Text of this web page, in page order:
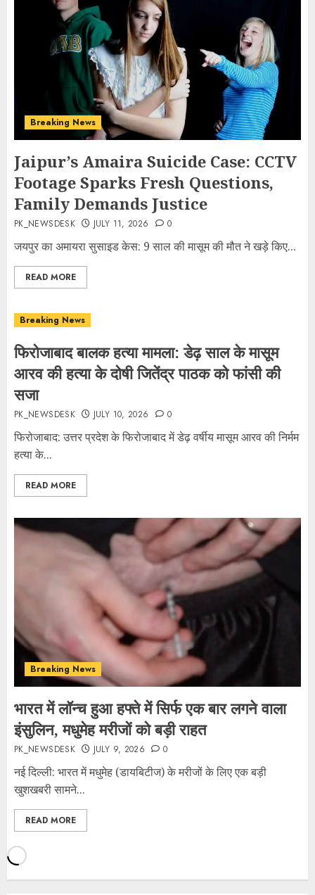
Breaking News
Jaipur’s Amaira Suicide Case: CCTV
Footage Sparks Fresh Questions,
Family Demands Justice
PK_NEWSDESK JULY 11, 2026 0
जयपुर का अमायरा सुसाइड केस: 9 साल की मासूम की मौत ने खड़े किए...
READ MORE
Breaking News
फिरोजाबाद बालक हत्या मामला: डेढ़ साल के मासूम
आरव की हत्या के दोषी जितेंद्र पाठक को फांसी की
सजा
PK_NEWSDESK JULY 10, 2026 0
फिरोजाबाद: उत्तर प्रदेश के फिरोजाबाद में डेढ़ वर्षीय मासूम आरव की निर्मम
हत्या के...
READ MORE
Breaking News
भारत में लॉन्च हुआ हफ्ते में सिर्फ एक बार लगने वाला
इंसुलिन, मधुमेह मरीजों को बड़ी राहत
PK_NEWSDESK JULY 9, 2026 0
नई दिल्ली: भारत में मधुमेह (डायबिटीज) के मरीजों के लिए एक बड़ी
खुशखबरी सामने...
READ MORE